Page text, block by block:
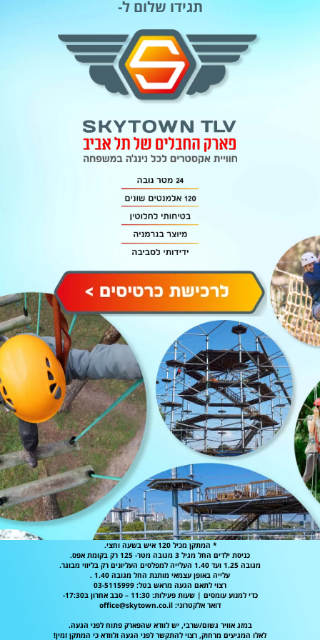
תגידו שלום ל-
* המתקן מכיל 120 איש בשעה וחצי.
כניסת ילדים החל מגיל 3 מגובה מטר- 125 רק בקומת אפס.
מגובה 1.25 ועד 1.40 העלייה למפלסים העליונים רק בליווי מבוגר.
עלייה באופן עצמאי מותנת החל מגובה 1.40 .
רצוי לתאם הגעה מראש בטל: 03-5115999
כדי למנוע עומסים | שעות פעילות: 11:30 – סבב אחרון ב17:30-
דואר אלקטרוני: office@skytown.co.il
במזג אוויר גשום/שרבי, יש לוודא שהפארק פתוח לפני הגעה.
לאלו המגיעים מרחוק, רצוי להתקשר לפני הגעה ולוודא כי המתקן זמין!